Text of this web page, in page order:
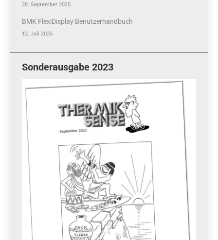
28. September 2025
BMK FlexiDisplay Benutzerhandbuch
12. Juli 2025
Sonderausgabe 2023